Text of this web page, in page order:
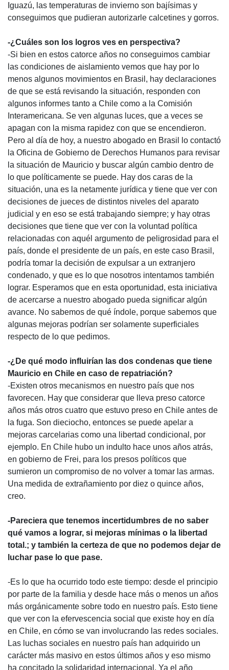
Iguazú, las temperaturas de invierno son bajísimas y
conseguimos que pudieran autorizarle calcetines y gorros.
-¿Cuáles son los logros ves en perspectiva?
-Si bien en estos catorce años no conseguimos cambiar
las condiciones de aislamiento vemos que hay por lo
menos algunos movimientos en Brasil, hay declaraciones
de que se está revisando la situación, responden con
algunos informes tanto a Chile como a la Comisión
Interamericana. Se ven algunas luces, que a veces se
apagan con la misma rapidez con que se encendieron.
Pero al día de hoy, a nuestro abogado en Brasil lo contactó
la Oficina de Gobierno de Derechos Humanos para revisar
la situación de Mauricio y buscar algún cambio dentro de
lo que políticamente se puede. Hay dos caras de la
situación, una es la netamente jurídica y tiene que ver con
decisiones de jueces de distintos niveles del aparato
judicial y en eso se está trabajando siempre; y hay otras
decisiones que tiene que ver con la voluntad política
relacionadas con aquél argumento de peligrosidad para el
país, donde el presidente de un país, en este caso Brasil,
podría tomar la decisión de expulsar a un extranjero
condenado, y que es lo que nosotros intentamos también
lograr. Esperamos que en esta oportunidad, esta iniciativa
de acercarse a nuestro abogado pueda significar algún
avance. No sabemos de qué índole, porque sabemos que
algunas mejoras podrían ser solamente superficiales
respecto de lo que pedimos.
-¿De qué modo influirían las dos condenas que tiene
Mauricio en Chile en caso de repatriación?
-Existen otros mecanismos en nuestro país que nos
favorecen. Hay que considerar que lleva preso catorce
años más otros cuatro que estuvo preso en Chile antes de
la fuga. Son dieciocho, entonces se puede apelar a
mejoras carcelarias como una libertad condicional, por
ejemplo. En Chile hubo un indulto hace unos años atrás,
en gobierno de Frei, para los presos políticos que
sumieron un compromiso de no volver a tomar las armas.
Una medida de extrañamiento por diez o quince años,
creo.
-Pareciera que tenemos incertidumbres de no saber
qué vamos a lograr, si mejoras mínimas o la libertad
total.; y también la certeza de que no podemos dejar de
luchar pase lo que pase.
-Es lo que ha ocurrido todo este tiempo: desde el principio
por parte de la familia y desde hace más o menos un años
más orgánicamente sobre todo en nuestro país. Esto tiene
que ver con la efervescencia social que existe hoy en día
en Chile, en cómo se van involucrando las redes sociales.
Las luchas sociales en nuestro país han adquirido un
carácter más masivo en estos últimos años y eso mismo
ha concitado la solidaridad internacional. Ya el año